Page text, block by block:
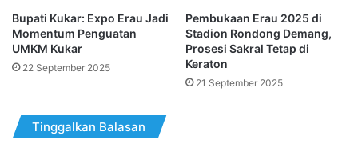
Bupati Kukar: Expo Erau Jadi
Momentum Penguatan
UMKM Kukar
22 September 2025
Pembukaan Erau 2025 di
Stadion Rondong Demang,
Prosesi Sakral Tetap di
Keraton
21 September 2025
Tinggalkan Balasan